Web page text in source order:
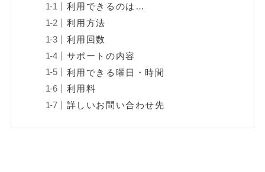
利用できるのは…
利用方法
利用回数
サポートの内容
利用できる曜日・時間
利用料
詳しいお問い合わせ先